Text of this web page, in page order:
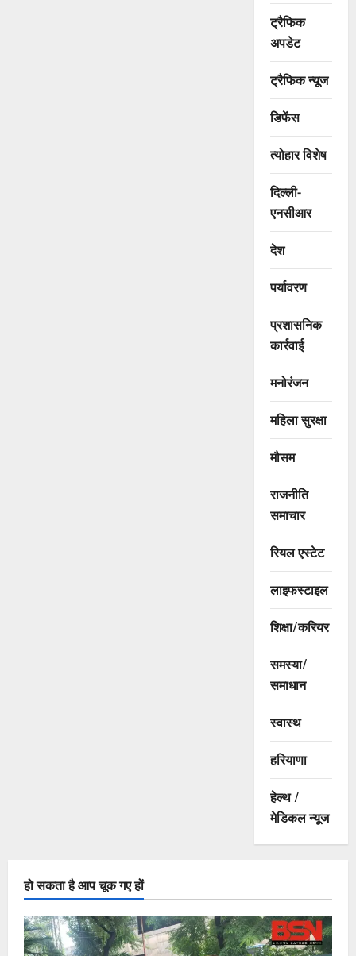
ट्रैफिक
अपडेट
ट्रैफिक न्यूज
डिफेंस
त्योहार विशेष
दिल्ली-
एनसीआर
देश
पर्यावरण
प्रशासनिक
कार्रवाई
मनोरंजन
महिला सुरक्षा
मौसम
राजनीति
समाचार
रियल एस्टेट
लाइफस्टाइल
शिक्षा/करियर
समस्या/
समाधान
स्वास्थ
हरियाणा
हेल्थ /
मेडिकल न्यूज
हो सकता है आप चूक गए हों